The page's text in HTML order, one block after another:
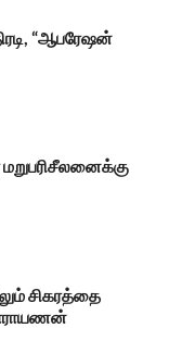
“ஆபரேஷன்
மறுபரிசீலனைக்கு
சிகரத்தை